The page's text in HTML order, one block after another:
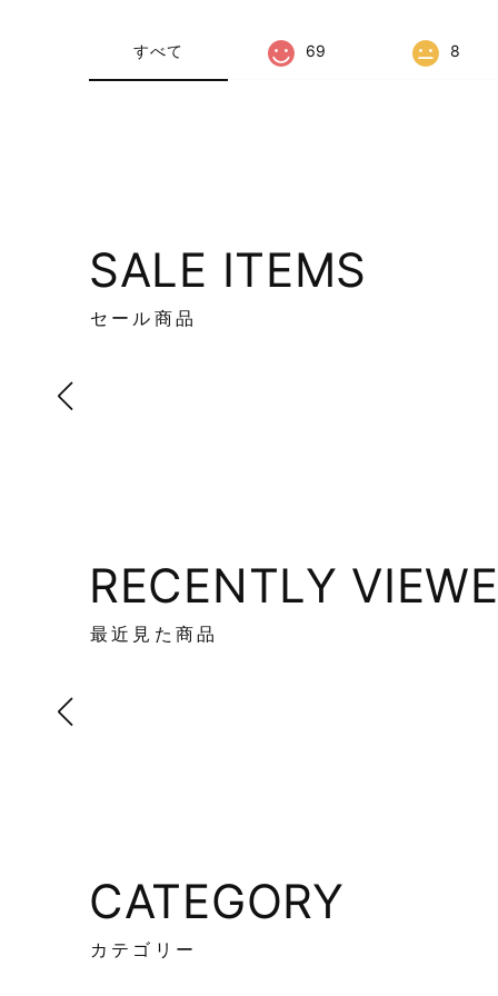
すべて 69 8
SALE ITEMS
セール商品
RECENTLY
最近見た商品
CATEGORY
カテゴリー